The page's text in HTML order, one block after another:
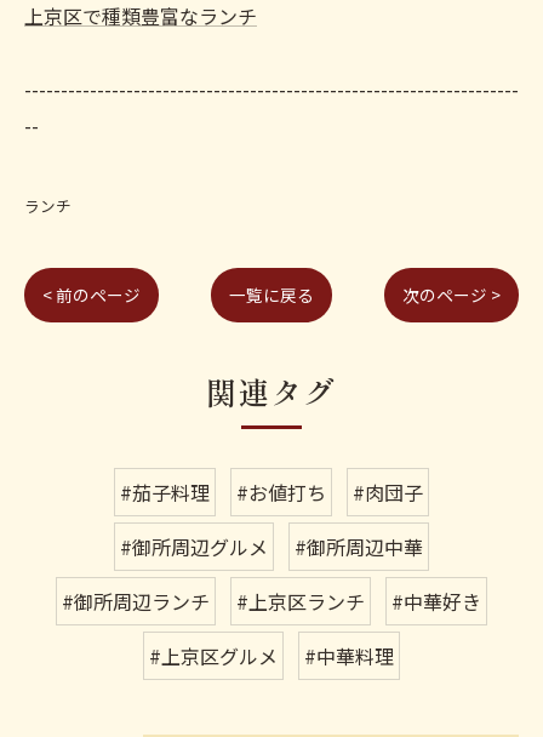
上京区で種類豊富なランチ
--------------------------------------------------------------------
--
ランチ
< 前のページ 一覧に戻る 次のページ >
関連タグ
#茄子料理 #お値打ち
#肉団子
#御所周辺グルメ
#御所周辺中華
#御所周辺ランチ
#上京区ランチ
#中華好き
#上京区グルメ
#中華料理